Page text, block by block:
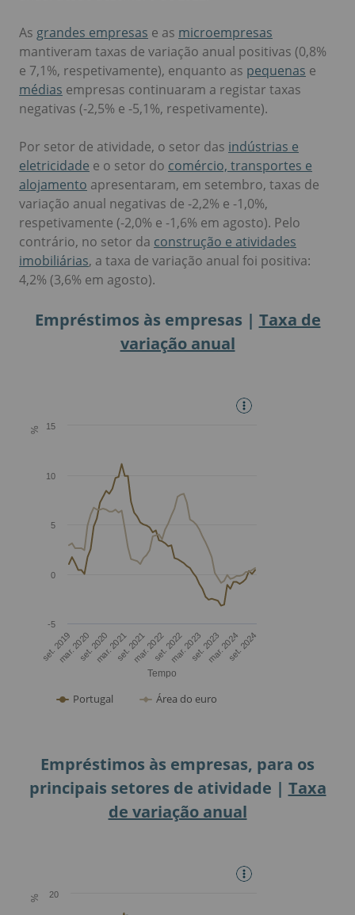
As grandes empresas e as microempresas
mantiveram taxas de variação anual positivas (0,8%
e 7,1%, respetivamente), enquanto as pequenas e
médias empresas continuaram a registar taxas
negativas (-2,5% e -5,1%, respetivamente).
Por setor de atividade, o setor das indústrias e
eletricidade e o setor do comércio, transportes e
alojamento apresentaram, em setembro, taxas de
variação anual negativas de -2,2% e -1,0%,
respetivamente (-2,0% e -1,6% em agosto). Pelo
contrário, no setor da construção e atividades
imobiliárias, a taxa de variação anual foi positiva:
4,2% (3,6% em agosto).
Empréstimos às empresas | Taxa de
variação anual
Empréstimos às empresas, para os
principais setores de atividade | Taxa
de variação anual